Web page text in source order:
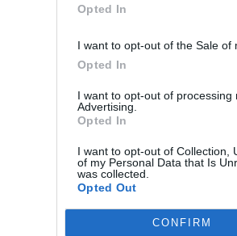
Opted In
I want to opt-out of the Sale of
Opted In
I want to opt-out of
Advertising.
Opted In
I want to opt-out of Collection,
of my Personal Data that Is
was collected.
Opted Out
CONFIRM